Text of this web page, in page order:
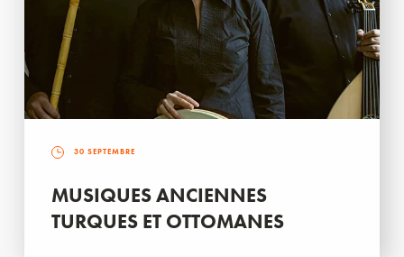
30 SEPTEMBRE
MUSIQUES ANCIENNES
TURQUES ET OTTOMANES